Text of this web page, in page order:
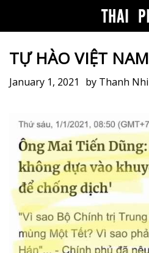
TỰ HÀO VIỆT NAM
January 1, 2021 by Thanh Nhi